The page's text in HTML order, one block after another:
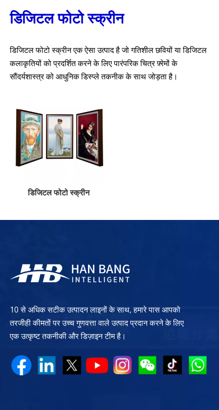
डिजिटल फोटो स्क्रीन
डिजिटल फोटो स्क्रीन एक ऐसा उत्पाद है जो गतिशील छवियों या डिजिटल
कलाकृतियों को प्रदर्शित करने के लिए पारंपरिक चित्र फ़्रेमों के
सौंदर्यशास्त्र को आधुनिक डिस्प्ले तकनीक के साथ जोड़ता है।
डिजिटल फोटो स्क्रीन
10 से अधिक सटीक उत्पादन लाइनों के साथ, हमारे पास आपको
तरजीही कीमतों पर उच्च गुणवत्ता वाले उत्पाद प्रदान करने के लिए
एक उत्कृष्ट तकनीकी और डिज़ाइन टीम है।